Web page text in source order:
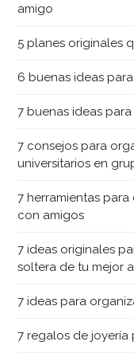
amigo
5 planes originales
6 buenas ideas
7 buenas ideas
7 consejos para
universitarios en
7 herramientas
con amigos
7 ideas originales
soltera de tu mejor
7 ideas para
7 regalos de joyería